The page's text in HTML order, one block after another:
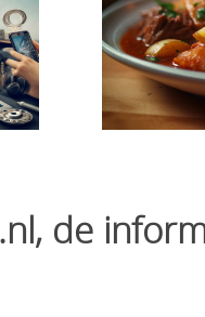
Historie & nostalgie
de